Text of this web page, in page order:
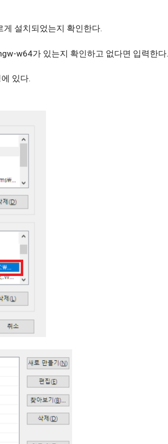
설치되었는지 확인한다.
w64가 있는지 확인하고 없다면 입력한다.
있다.